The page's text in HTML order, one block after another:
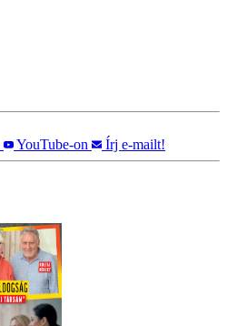
YouTube-on Írj e-mailt!